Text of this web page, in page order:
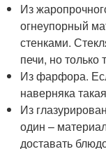
Из
огнеупорный
стенками.
печи, но только
Из фарфора.
наверняка
Из
один –
доставать